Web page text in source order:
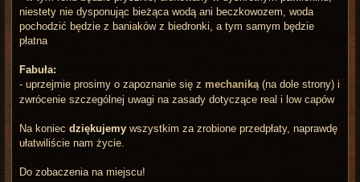
niestety nie dysponując bieżąca wodą ani beczkowozem, woda
pochodzić będzie z baniaków z biedronki, a tym samym będzie
płatna
Fabuła:
- uprzejmie prosimy o zapoznanie się zmechaniką(na dole strony) i
zwrócenie szczególnej uwagi na zasady dotyczące real i low capów
Na koniecdziękujemy wszystkim za zrobione przedpłaty, naprawdę
ułatwiliście nam życie.
Do zobaczenia na miejscu!